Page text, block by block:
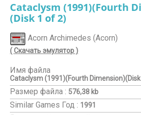
Cataclysm (1991)(Fourth
(Disk 1 of 2)
Acorn Archimedes (Acorn)
( Скачать эмулятор )
Имя файла
Cataclysm (1991)(Fourth
Размер файла : 576,38 kb
Similar Games Год : 1991